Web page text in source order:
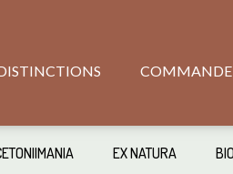
EX NATURA